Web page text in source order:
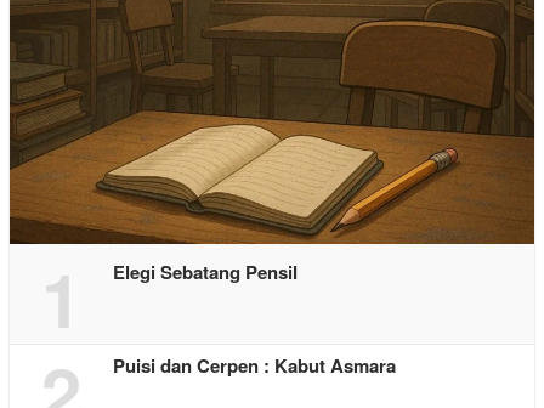
1 Elegi Sebatang Pensil
Puisi dan Cerpen : Kabut Asmara